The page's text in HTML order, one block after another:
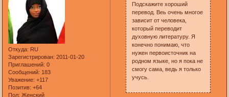
Откуда: RU
Зарегистрирован: 2011-01-20
Приглашений: 0
Сообщений: 183
Уважение: +117
Позитив: +64
Пол: Женский
Подскажите хороший
перевод. Веь очень многое
зависит от человека,
который переводит
духовную литературу. Я
конечно понимаю, что
нужен первоисточник на
родном языке, но я пока не
смогу сама, ведь я только
учусь.